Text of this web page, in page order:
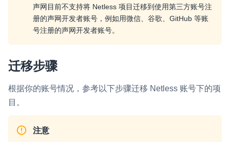
物的实时互动连接
实时互动扩展能力
快速实现实时的语音转写功能
互动白板
微呼叫
声网目前不支持将 Netless 项目迁移到使用第三方账号注
册的声网开发者账号，例如用微信、谷歌、GitHub 等账
号注册的声网开发者账号。
迁移步骤
根据你的账号情况，参考以下步骤迁移 Netless 账号下的项
目。
注意